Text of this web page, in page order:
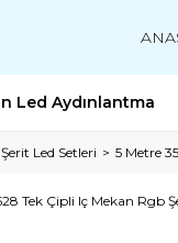
Led Aydınlantma
Led Setleri 5 Metre